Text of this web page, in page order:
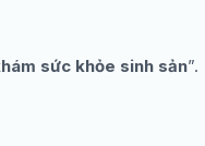
sức khỏe sinh sản”.